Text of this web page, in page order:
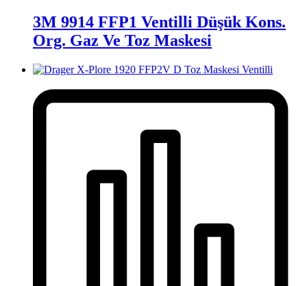
3M 9914 FFP1 Ventilli Düşük Kons.
Org. Gaz Ve Toz Maskesi